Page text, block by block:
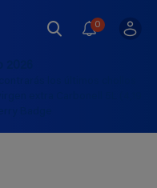
0
los últimos chollos
extra Carbonell 5L (4,19
Badge